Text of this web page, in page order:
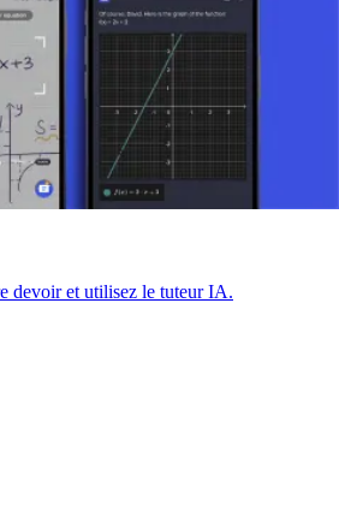
un outil puissant pour "inverser"
pour résoudre des équations
et pour travailler avec des échelles de
gamme de valeurs. Sa
en algèbre, en analyse, et dans de
et techniques.
devoir et utilisez le tuteur IA.